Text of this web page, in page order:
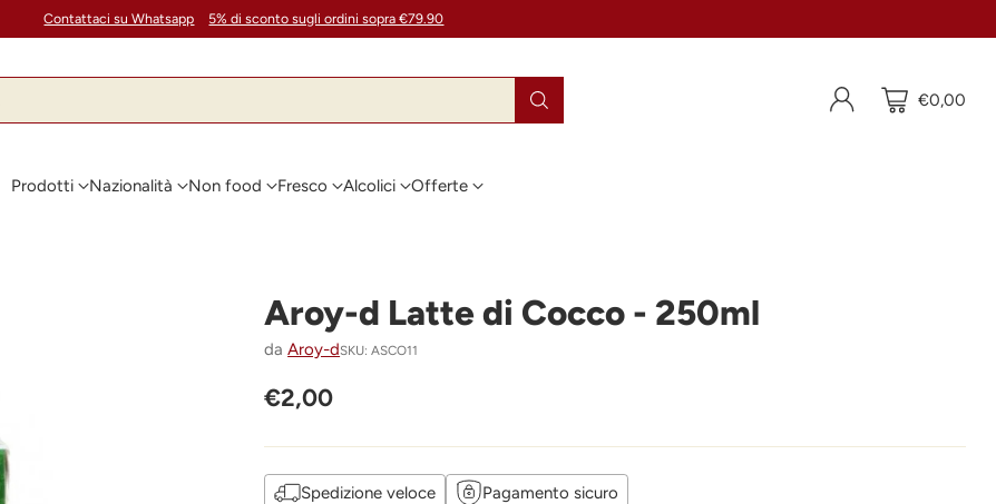
Contattaci su Whatsapp 5% di sconto sugli ordini sopra €79.90
€0,00
Prodotti Nazionalità Non food Fresco Alcolici Offerte
Aroy-d Latte di Cocco - 250ml
da Aroy-dSKU: ASCO11
Prezzo
di
listino
€2,00
Spedizione veloce Pagamento sicuro